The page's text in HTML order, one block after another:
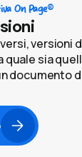
On Page®
versioni
quale sia
documento